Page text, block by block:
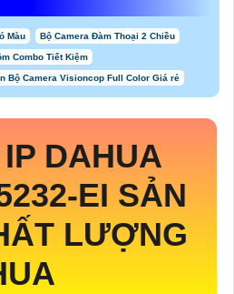
Màu Bộ Camera Đàm Thoại 2 Chiều
Combo Tiết Kiệm
Bộ Camera Visioncop Full Color Giá rẻ
DAHUA
EI SẢN
LƯỢNG